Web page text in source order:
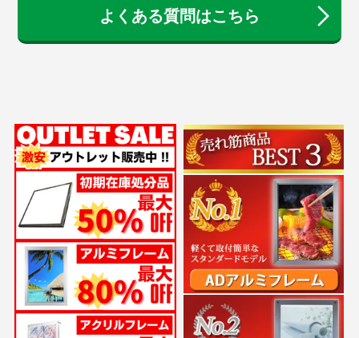
よくある質問はこちら